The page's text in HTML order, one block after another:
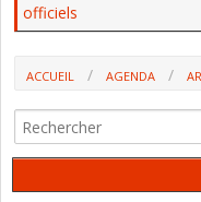
officiels
ACCUEIL AGENDA